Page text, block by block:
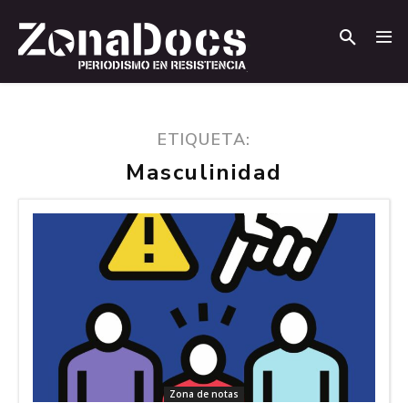
ETIQUETA:
Masculinidad
Zona de notas